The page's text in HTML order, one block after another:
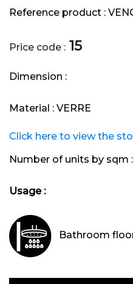
Reference product :
Price code : 15
Dimension :
Material : VERRE
Click here to view the
Number of units by sqm :
Usage :
Bathroom